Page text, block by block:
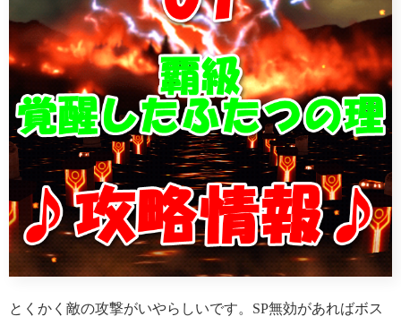
とくかく敵の攻撃がいやらしいです。SP無効があればボス